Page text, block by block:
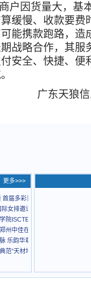
户因货量大，基
缓慢、收款要费
可能携款跑路，
战略合作，其服
安全、快捷、便
广东天狼
更多>>>
首届多彩贵州非遗文化-贵品博览
女排邀请赛成功举办
院ISCTE-IUL简介
中佳在线教育，成就学员精彩
乐韵华章正式启航
范“天材地宝”全新上市